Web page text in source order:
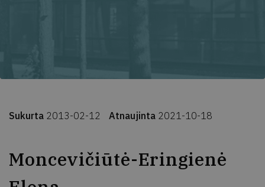
Sukurta 2013-02-12 Atnaujinta 2021-10-18
Moncevičiūtė-Eringienė